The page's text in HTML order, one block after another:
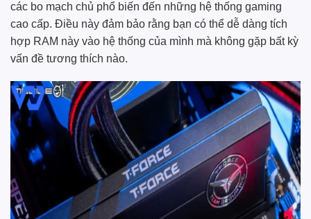
các bo mạch chủ phổ biến đến những hệ thống gaming
cao cấp. Điều này đảm bảo rằng bạn có thể dễ dàng tích
hợp RAM này vào hệ thống của mình mà không gặp bất kỳ
vấn đề tương thích nào.